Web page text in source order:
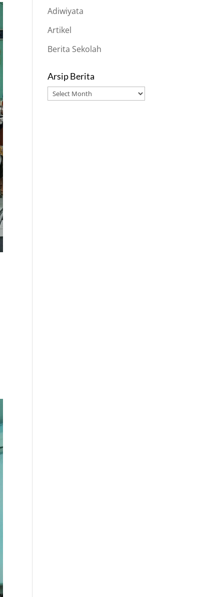
Adiwiyata
Artikel
Berita Sekolah
Arsip Berita
Arsip